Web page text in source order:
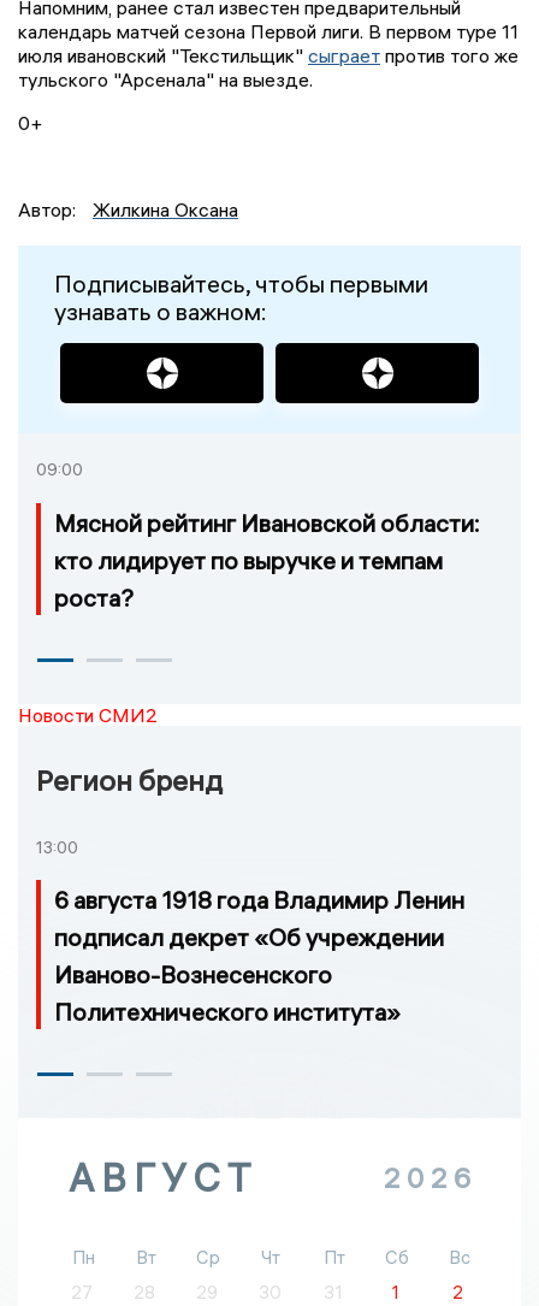
Напомним, ранее стал известен предварительный
календарь матчей сезона Первой лиги. В первом туре 11
июля ивановский "Текстильщик" сыграет против того же
тульского "Арсенала" на выезде.
0+
Автор: Жилкина Оксана
Подписывайтесь, чтобы первыми
узнавать о важном:
09:00
Мясной рейтинг Ивановской области:
кто лидирует по выручке и темпам
роста?
Новости СМИ2
Регион бренд
13:00
6 августа 1918 года Владимир Ленин
подписал декрет «Об учреждении
Иваново-Вознесенского
Политехнического института»
АВГУСТ 2026
Пн Вт Ср Чт Пт Сб
Вс
27
28 29 30 31 1
2